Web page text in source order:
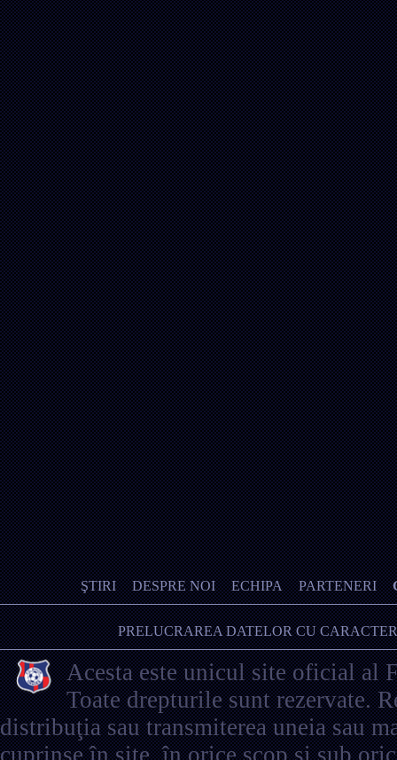
ŞTIRI DESPRE NOI ECHIPA PARTENERI
PRELUCRAREA DATELOR CU
Acesta este unicul site oficial al
Toate drepturile sunt rezervate.
distribuţia sau transmiterea uneia sau
cuprinse în site, în orice scop şi sub